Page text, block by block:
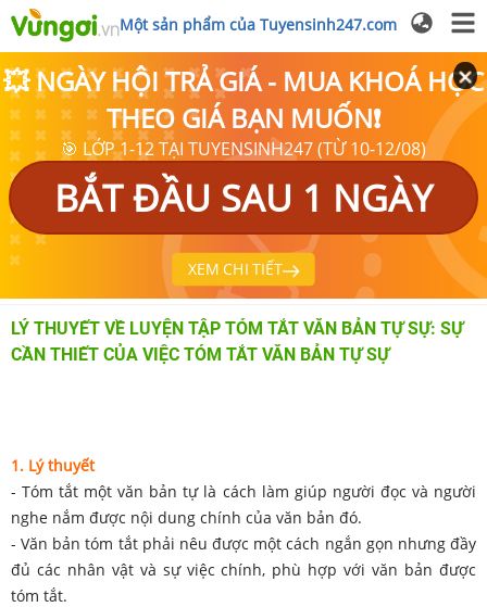
Một sản phẩm của Tuyensinh247.com
💥 NGÀY HỘI TRẢ GIÁ - MUA KHOÁ HỌC
THEO GIÁ BẠN MUỐN❗
🎯 LỚP 1-12 TẠI TUYENSINH247 (TỪ 10-12/08)
BẮT ĐẦU SAU 1 NGÀY
XEM CHI TIẾT
LÝ THUYẾT VỀ LUYỆN TẬP TÓM TẮT VĂN BẢN TỰ SỰ: SỰ
CẦN THIẾT CỦA VIỆC TÓM TẮT VĂN BẢN TỰ SỰ
1. Lý thuyết
- Tóm tắt một văn bản tự là cách làm giúp người đọc và người
nghe nắm được nội dung chính của văn bản đó.
- Văn bản tóm tắt phải nêu được một cách ngắn gọn nhưng đầy
đủ các nhân vật và sự việc chính, phù hợp với văn bản được
tóm tắt.